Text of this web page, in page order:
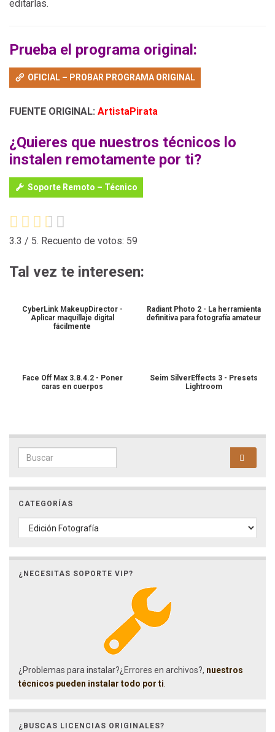
editarlas.
Prueba el programa original:
OFICIAL – PROBAR PROGRAMA ORIGINAL
FUENTE ORIGINAL: ArtistaPirata
¿Quieres que nuestros técnicos lo
instalen remotamente por ti?
Soporte Remoto – Técnico
3.3 / 5. Recuento de votos: 59
Tal vez te interesen:
CyberLink MakeupDirector -
Aplicar maquillaje digital
fácilmente
Radiant Photo 2 - La herramienta
definitiva para fotografía amateur
Face Off Max 3.8.4.2 - Poner
caras en cuerpos
Seim SilverEffects 3 - Presets
Lightroom
Search for:
CATEGORÍAS
CATEGORÍAS
¿NECESITAS SOPORTE VIP?
¿Problemas para instalar?¿Errores en archivos?, nuestros
técnicos pueden instalar todo por ti
¿BUSCAS LICENCIAS ORIGINALES?